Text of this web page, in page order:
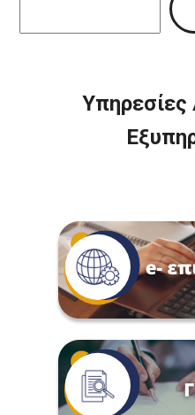
Υπηρεσίες